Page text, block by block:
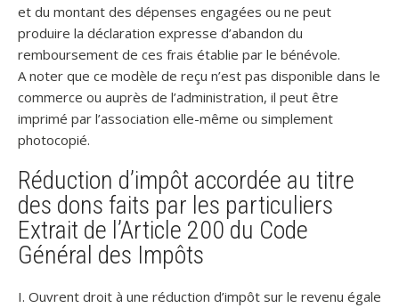
et du montant des dépenses engagées ou ne peut
produire la déclaration expresse d’abandon du
remboursement de ces frais établie par le bénévole.
A noter que ce modèle de reçu n’est pas disponible dans le
commerce ou auprès de l’administration, il peut être
imprimé par l’association elle-même ou simplement
photocopié.
Réduction d’impôt accordée au titre
des dons faits par les particuliers
Extrait de l’Article 200 du Code
Général des Impôts
I. Ouvrent droit à une réduction d’impôt sur le revenu égale